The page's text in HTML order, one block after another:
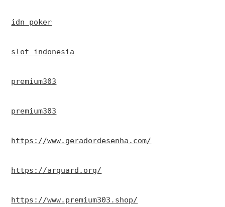
idn poker
slot indonesia
premium303
premium303
https://www.geradordesenha.com/
https://arguard.org/
https://www.premium303.shop/